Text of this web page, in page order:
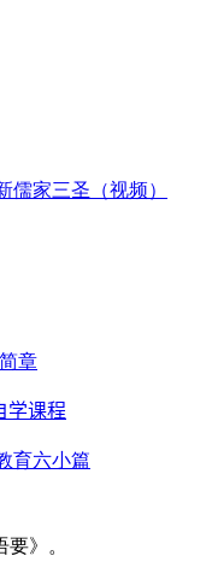
家三圣（视频）
章
学课程
育六小篇
》。